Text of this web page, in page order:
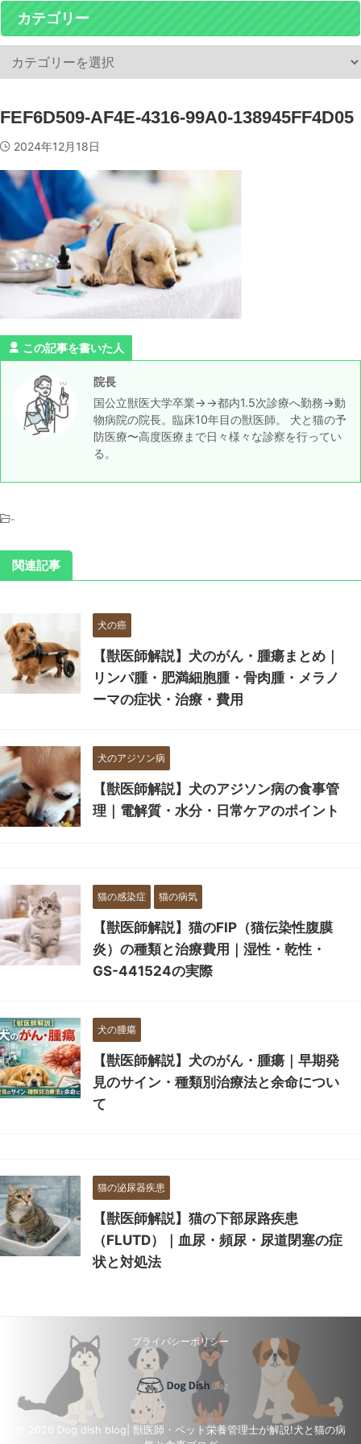
カテゴリー
FEF6D509-AF4E-4316-99A0-138945FF4D05
2024年12月18日
この記事を書いた人
院長
国公立獣医大学卒業→→都内1.5次診療へ勤務→動
物病院の院長。臨床10年目の獣医師。 犬と猫の予
防医療〜高度医療まで日々様々な診察を行ってい
る。
-
関連記事
犬の癌
【獣医師解説】犬のがん・腫瘍まとめ｜
リンパ腫・肥満細胞腫・骨肉腫・メラノ
ーマの症状・治療・費用
犬のアジソン病
【獣医師解説】犬のアジソン病の食事管
理｜電解質・水分・日常ケアのポイント
猫の感染症 猫の病気
【獣医師解説】猫のFIP（猫伝染性腹膜
炎）の種類と治療費用｜湿性・乾性・
GS-441524の実際
犬の腫瘍
【獣医師解説】犬のがん・腫瘍｜早期発
見のサイン・種類別治療法と余命につい
て
猫の泌尿器疾患
【獣医師解説】猫の下部尿路疾患
（FLUTD）｜血尿・頻尿・尿道閉塞の症
状と対処法
プライバシーポリシー
© 2026 Dog dish blog| 獣医師・ペット栄養管理士が解説!犬と猫の病